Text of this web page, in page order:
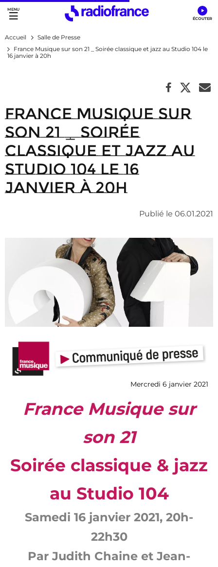
Accès direct :
Menu principal
Contenu
Accueil
Salle de Presse
France Musique sur son 21 _ Soirée classique et jazz au Studio 104 le
16 janvier à 20h
France Musique sur
son 21 _ Soirée
classique et jazz au
Studio 104 le 16
janvier à 20h
Publié le 06.01.2021
Mercredi 6 janvier 2021
France Musique sur
son 21
Soirée classique & jazz
au Studio 104
Samedi 16 janvier 2021, 20h-
22h30
Par Judith Chaine et Jean-